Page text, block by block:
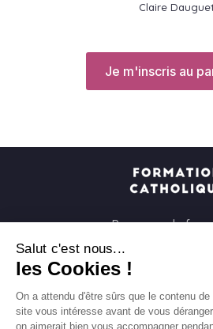
Salut c'est nous...
les Cookies !
On a attendu d'être sûrs que le contenu de
site vous intéresse avant de vous
on aimerait bien vous accompagner
Claire
Je m'inscris au
Parcours de
Parcours
Les groupes et